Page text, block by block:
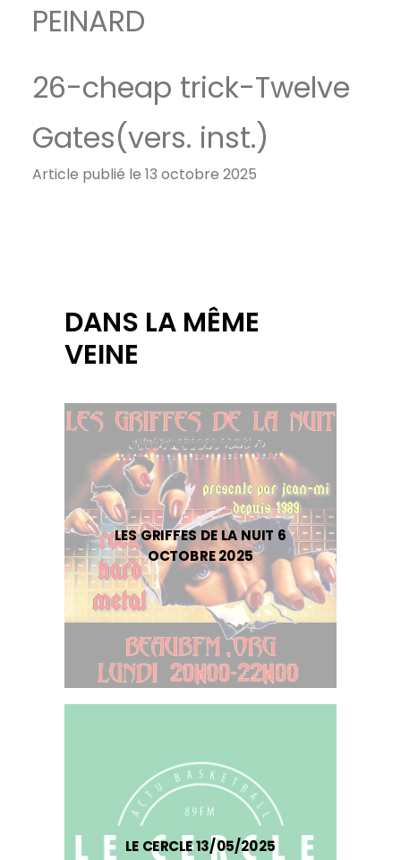
PEINARD
26-cheap trick-Twelve
Gates(vers. inst.)
Article publié le 13 octobre 2025
DANS LA MÊME
VEINE
LES GRIFFES DE LA NUIT 6
OCTOBRE 2025
LE CERCLE 13/05/2025